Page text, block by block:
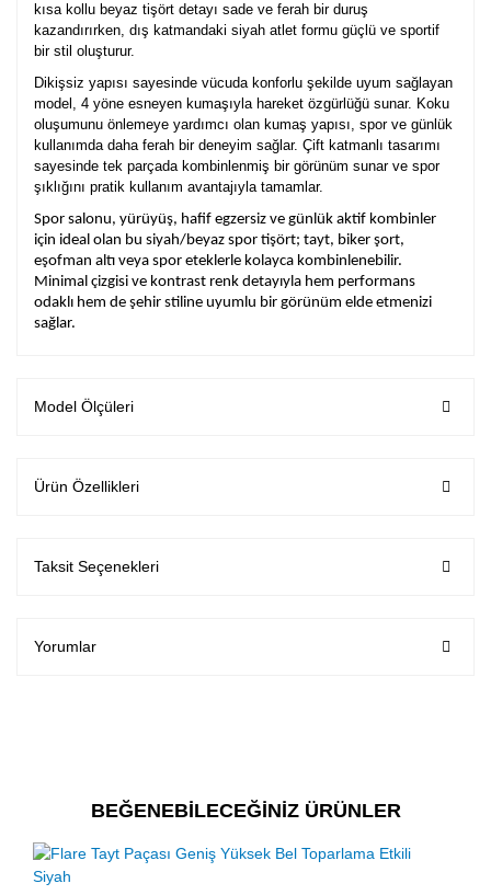
kısa kollu beyaz tişört detayı sade ve ferah bir duruş
kazandırırken, dış katmandaki siyah atlet formu güçlü ve sportif
bir stil oluşturur.
Dikişsiz yapısı sayesinde vücuda konforlu şekilde uyum sağlayan
model, 4 yöne esneyen kumaşıyla hareket özgürlüğü sunar. Koku
oluşumunu önlemeye yardımcı olan kumaş yapısı, spor ve günlük
kullanımda daha ferah bir deneyim sağlar. Çift katmanlı tasarımı
sayesinde tek parçada kombinlenmiş bir görünüm sunar ve spor
şıklığını pratik kullanım avantajıyla tamamlar.
Spor salonu, yürüyüş, hafif egzersiz ve günlük aktif kombinler
için ideal olan bu siyah/beyaz spor tişört; tayt, biker şort,
eşofman altı veya spor eteklerle kolayca kombinlenebilir.
Minimal çizgisi ve kontrast renk detayıyla hem performans
odaklı hem de şehir stiline uyumlu bir görünüm elde etmenizi
sağlar.
Model Ölçüleri
Ürün Özellikleri
Taksit Seçenekleri
Yorumlar
BEĞENEBİLECEĞİNİZ ÜRÜNLER